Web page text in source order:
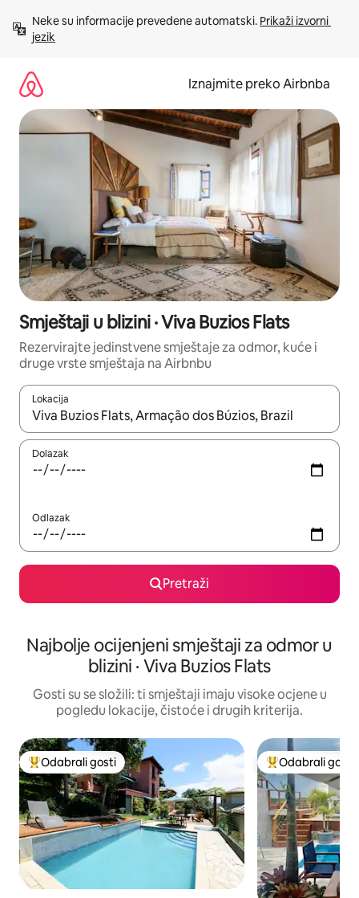
sadržaj
Neke su informacije prevedene automatski. Prikaži izvorni
jezik
Iznajmite preko Airbnba
Smještaji u blizini · Viva Buzios Flats
Rezervirajte jedinstvene smještaje za odmor, kuće i
druge vrste smještaja na Airbnbu
Lokacija
Kada budu dostupni rezultati, moći ćete ih pregledati
Dolazak
Odlazak
Pretraži
Najbolje ocijenjeni smještaji za odmor u
blizini · Viva Buzios Flats
Gosti su se složili: ti smještaji imaju visoke ocjene u
pogledu lokacije, čistoće i drugih kriterija.
Među najviše rangiranima s oznakom „Odabrali gosti”
Odabrali gosti Među najviše
Odabrali gosti